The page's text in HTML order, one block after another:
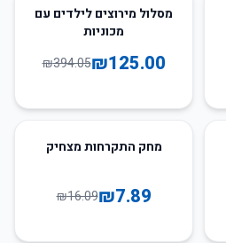
68%מסלול מירוצים לילדים עם
מכוניות
₪125.00
₪394.05
51מחק התקרחות מצחיק
₪7.89
₪16.09